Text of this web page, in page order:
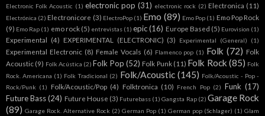
Electronic Folk Acoustic (1) electronic pop (31) electronic rock (2) Electronica (11)
Electrónica (2) Electronicore (3) ElectroPop (1) Emo (89) Emo Pop (1) Emo Pop Rock
(9) Emo Rap (1) emo rock (5) entrevistas (1) epic (16) Europe Based (5) Eurovision (1)
Experimental (4) EXPERIMENTAL (ELECTRONIC) (3) Experimental (General) (1)
Experimental Electronic (8) Female Vocals (6) Flamenco pop (1) Folk (72) Folk
Acoustic (9) Folk Acústica (2) Folk Pop (52) Folk Punk (11) Folk Rock (85) Folk
Rock. Americana (1) Folk Tradicional (2) Folk/Acoustic (145) Folk/Acoustic - Pop -
Rock/Punk (1) Folk/Acoustic/Pop (4) Folktronica (10) French Pop (2) Funk (17)
Future Bass (24) Future House (3) Futurebass (1) Gangsta Rap (2) Garage Rock
(89) Garage Rock. Alternative Rock (2) German Pop (1) German pop (Schlager) (1) Glam